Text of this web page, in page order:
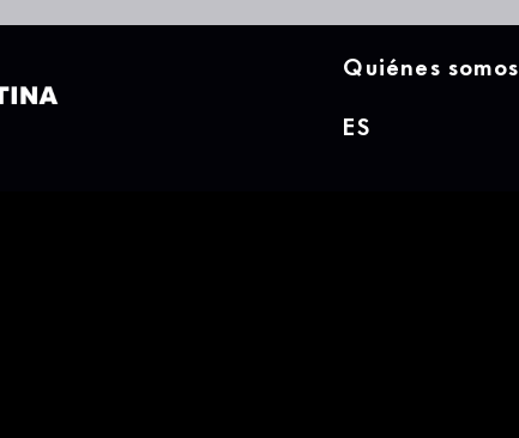
Quiénes somos
ES